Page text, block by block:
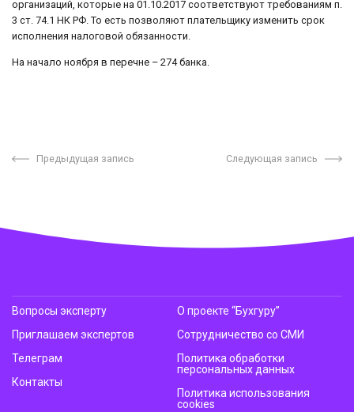
организаций, которые на 01.10.2017 соответствуют требованиям п.
3 ст. 74.1 НК РФ. То есть позволяют плательщику изменить срок
исполнения налоговой обязанности.
На начало ноября в перечне – 274 банка.
Предыдущая запись Следующая запись
Вопросы эксперту
Приглашаем экспертов
Телеграм
Контакты
О проекте “Бухгуру”
Сотрудничество со СМИ
Политика обработки
персональных данных
Политика использования
cookies